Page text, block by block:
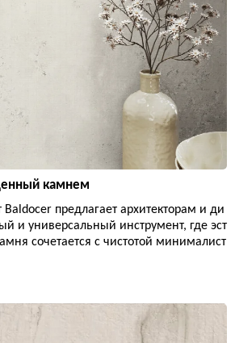
камнем
Baldocer предлагает архитекторам и ди
и универсальный инструмент, где эст
сочетается с чистотой минималист